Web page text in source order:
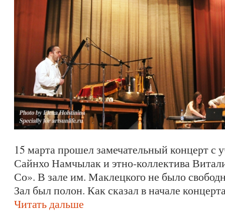
15 марта прошел замечательный концерт с
Сайнхо Намчылак и этно-коллектива
Со». В зале им. Маклецкого не было
Зал был полон. Как сказал в начале
Читать дальше